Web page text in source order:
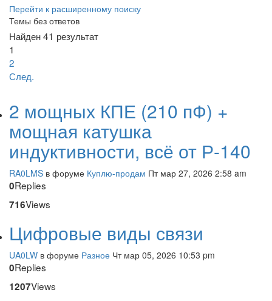
Перейти к расширенному поиску
Темы без ответов
Найден 41 результат
1
2
След.
2 мощных КПЕ (210 пФ) +
мощная катушка
индуктивности, всё от Р-140
RA0LMS в форуме Куплю-продам Пт мар 27, 2026 2:58 am
0Replies
716Views
Цифровые виды связи
UA0LW в форуме Разное Чт мар 05, 2026 10:53 pm
0Replies
1207Views